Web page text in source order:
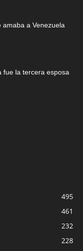
amaba a Venezuela
fue la tercera esposa
495
461
232
228